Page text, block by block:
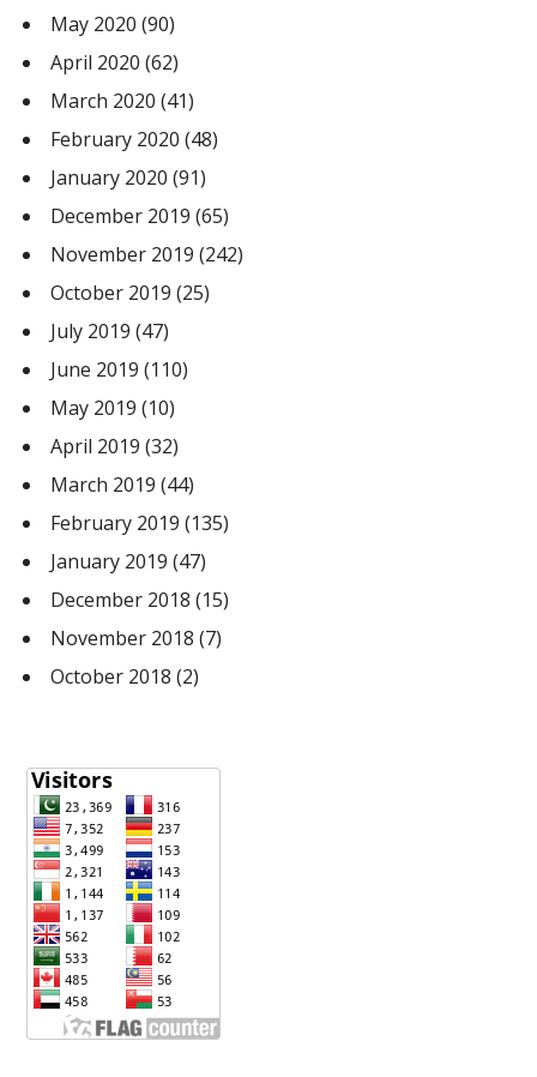
May 2020 (90)
April 2020 (62)
March 2020 (41)
February 2020 (48)
January 2020 (91)
December 2019 (65)
November 2019 (242)
October 2019 (25)
July 2019 (47)
June 2019 (110)
May 2019 (10)
April 2019 (32)
March 2019 (44)
February 2019 (135)
January 2019 (47)
December 2018 (15)
November 2018 (7)
October 2018 (2)